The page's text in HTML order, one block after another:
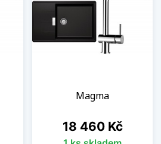
Magma
Cena
18 460 Kč